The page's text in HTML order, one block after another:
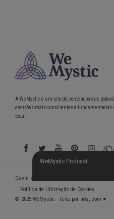
WeMystic Podcast
A WeMystic é um site de conteúdos que
decisões mais conscientes e fundamentadas
Estar.
WeMystic Podcast
Quem somos
Política de Utilização de Cookies
© 2025 WeMystic - Feito por nós, com ♥